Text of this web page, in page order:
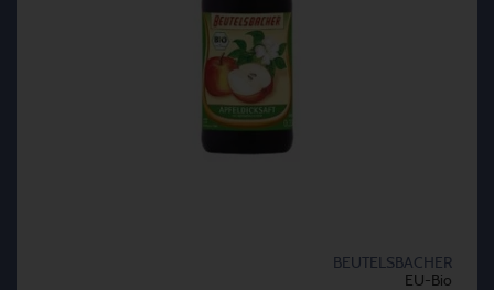
BEUTELSBACHER
EU-Bio